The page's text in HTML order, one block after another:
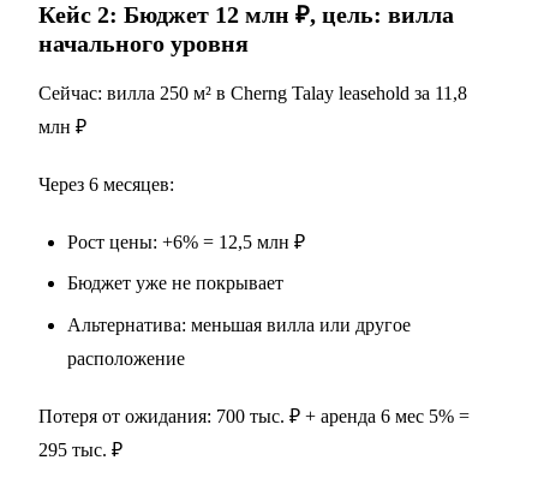
Кейс 2: Бюджет 12 млн ₽, цель: вилла
начального уровня
Сейчас: вилла 250 м² в Cherng Talay leasehold за 11,8
млн ₽
Через 6 месяцев:
Рост цены: +6% = 12,5 млн ₽
Бюджет уже не покрывает
Альтернатива: меньшая вилла или другое
расположение
Потеря от ожидания: 700 тыс. ₽ + аренда 6 мес 5% =
295 тыс. ₽